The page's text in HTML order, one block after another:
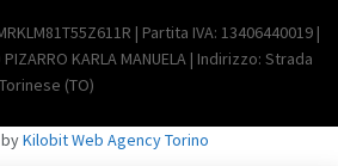
| Partita IVA: 13406440019 |
KARLA MANUELA | Indirizzo: Strada
(TO)
Kilobit Web Agency Torino